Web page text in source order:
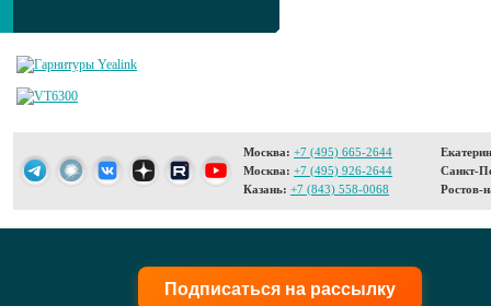
Москва: +7 (495) 665-2644
Москва: +7 (495) 926-2644
Казань: +7 (843) 558-0068
Санкт-
Ростов-
Подписаться на рассылку